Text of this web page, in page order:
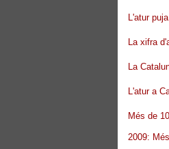
L'atur
La xifra
La
L'atur a
Més de
2009: